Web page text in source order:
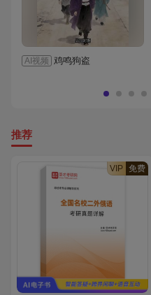
AI视频 鸡鸣狗盗
推荐
VIP 免费